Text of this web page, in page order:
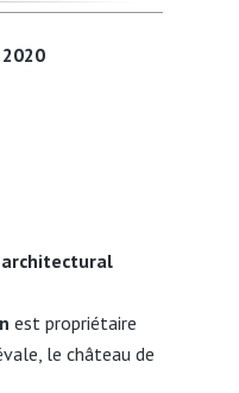
est propriétaire
le château de